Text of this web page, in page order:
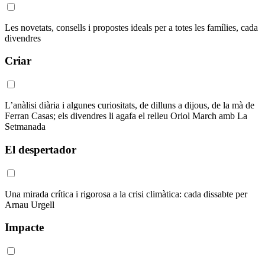
Les novetats, consells i propostes ideals per a totes les famílies, cada
divendres
Criar
L’anàlisi diària i algunes curiositats, de dilluns a dijous, de la mà de
Ferran Casas; els divendres li agafa el relleu Oriol March amb La
Setmanada
El despertador
Una mirada crítica i rigorosa a la crisi climàtica: cada dissabte per
Arnau Urgell
Impacte